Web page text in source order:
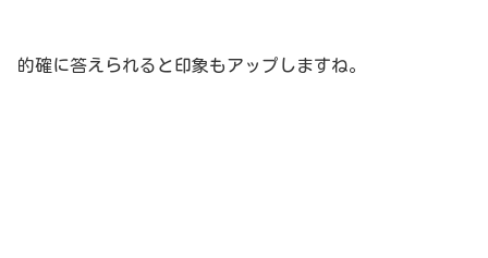
的確に答えられると印象もアップしますね。